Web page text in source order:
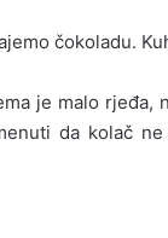
čokoladu.
je malo
da kolač